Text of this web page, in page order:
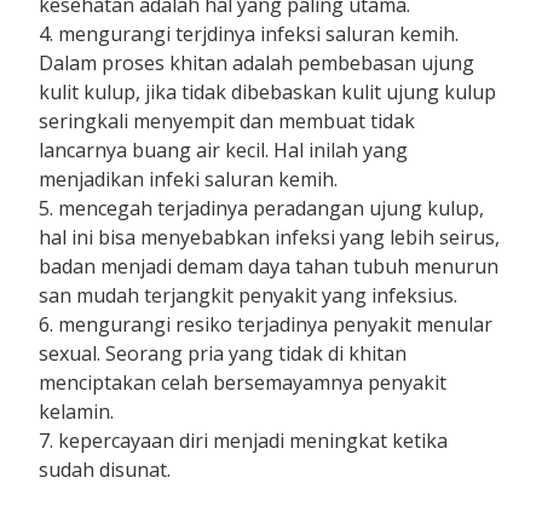
4. mengurangi terjdinya infeksi saluran kemih.
Dalam proses khitan adalah pembebasan ujung
kulit kulup, jika tidak dibebaskan kulit ujung kulup
seringkali menyempit dan membuat tidak
lancarnya buang air kecil. Hal inilah yang
menjadikan infeki saluran kemih.
5. mencegah terjadinya peradangan ujung kulup,
hal ini bisa menyebabkan infeksi yang lebih seirus,
badan menjadi demam daya tahan tubuh menurun
san mudah terjangkit penyakit yang infeksius.
6. mengurangi resiko terjadinya penyakit menular
sexual. Seorang pria yang tidak di khitan
menciptakan celah bersemayamnya penyakit
kelamin.
7. kepercayaan diri menjadi meningkat ketika
sudah disunat.